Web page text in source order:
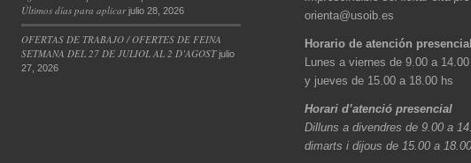
Últimos días para aplicar julio 28, 2026
OFERTAS DE TRABAJO / OFERTES DE FEINA
SETMANA DEL 27 DE JULIOL AL 2 D’AGOST julio
27, 2026
orienta@usoib.es
Horario de atención
Lunes a viernes de 9.00 a
y jueves de 15.00 a 18.00 hs
Horari d’atenció presencial
Dilluns a divendres de 9.00 a
dimarts i dijous de 15.00 a